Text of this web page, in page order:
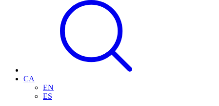
CA
EN
ES